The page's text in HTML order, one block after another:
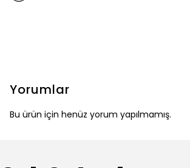
Yorumlar
Bu ürün için henüz yorum yapılmamış.